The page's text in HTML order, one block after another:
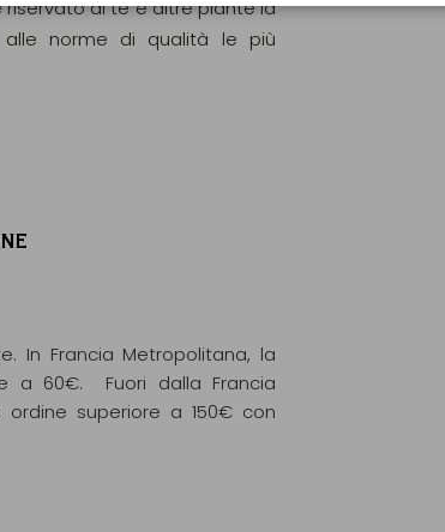
riservato ai tè e altre piante la
alle norme di qualità le più
In Francia Metropolitana, la
a 60€. Fuori dalla Francia
superiore a 150€ con